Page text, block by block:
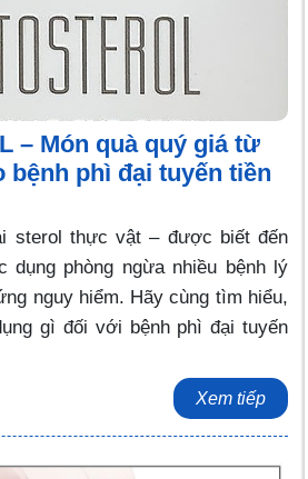
– Món quà quý giá từ
bệnh phì đại tuyến tiền
sterol thực vật – được biết đến
dụng phòng ngừa nhiều bệnh lý
nguy hiểm. Hãy cùng tìm hiểu,
gì đối với bệnh phì đại tuyến
Xem tiếp